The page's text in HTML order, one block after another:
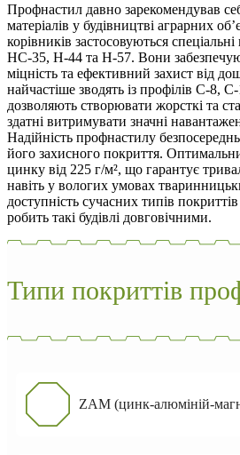
Профнастил давно зарекомендував
матеріалів у будівництві аграрних
корівників застосовуються
НС-35, Н-44 та Н-57. Вони
міцність та ефективний захист від
найчастіше зводять із профілів С-8,
дозволяють створювати жорсткі та
здатні витримувати значні
Надійність профнастилу
його захисного покриття.
цинку від 225 г/м², що гарантує
навіть у вологих умовах
доступність сучасних типів
робить такі будівлі довговічними.
Типи покриттів
ZAM (цинк-алюміній-